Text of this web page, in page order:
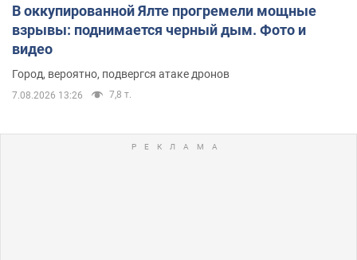
В оккупированной Ялте прогремели мощные
взрывы: поднимается черный дым. Фото и
видео
Город, вероятно, подвергся атаке дронов
7.08.2026 13:26 7,8 т.